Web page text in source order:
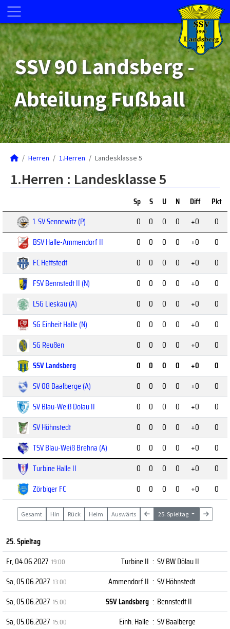
SSV 90 Landsberg -
Abteilung Fußball
Herren 1.Herren Landesklasse 5
1.Herren : Landesklasse 5
Sp S U N Diff
Pkt
1. SV Sennewitz (P)
0 0 0 0 +0
0
BSV Halle-Ammendorf II
0 0 0 0 +0
0
FC Hettstedt
0 0 0 0 +0
0
FSV Bennstedt II (N)
0 0 0 0 +0
0
LSG Lieskau (A)
0 0 0 0 +0
0
SG Einheit Halle (N)
0 0 0 0 +0
0
SG Reußen
0 0 0 0 +0
0
SSV Landsberg
0 0 0 0 +0
0
SV 08 Baalberge (A)
0 0 0 0 +0
0
SV Blau-Weiß Dölau II
0 0 0 0 +0
0
SV Höhnstedt
0 0 0 0 +0
0
TSV Blau-Weiß Brehna (A)
0 0 0 0 +0
0
Turbine Halle II
0 0 0 0 +0
0
Zörbiger FC
0 0 0 0 +0 0
Gesamt Hin Rück Heim Auswärts 25. Spieltag
25. Spieltag
Fr, 04.06.2027 19:00 Turbine II : SV BW Dölau II
Sa, 05.06.2027 13:00 Ammendorf II : SV Höhnstedt
Sa, 05.06.2027 15:00 SSV Landsberg : Bennstedt II
Sa, 05.06.2027 15:00 Einh. Halle : SV Baalberge